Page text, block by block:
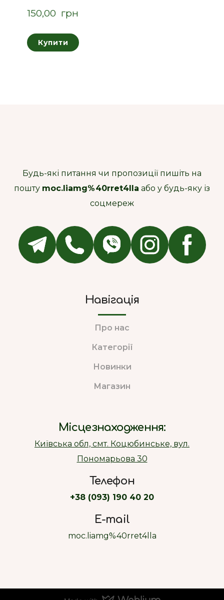
150,00  грн
Купити
Будь-які питання чи пропозиції пишіть на
пошту moc.liamg%40rret4lla або у будь-яку із
соцмереж
Навігація
Про нас
Категорії
Новинки
Магазин
Місцезнаходження:
Київська обл, смт. Коцюбинське, вул.
Пономарьова 30
Телефон
+38 (093) 190 40 20
E-mail
moc.liamg%40rret4lla